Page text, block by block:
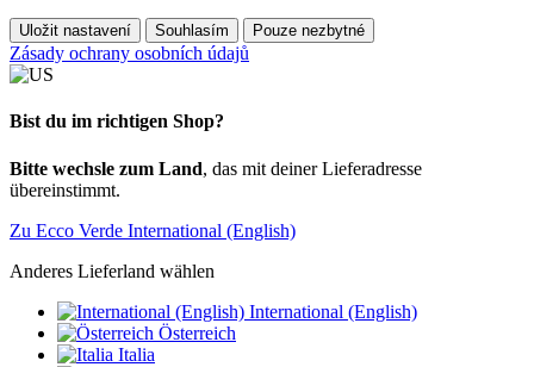
Uložit nastavení Souhlasím Pouze nezbytné
Zásady ochrany osobních údajů
Bist du im richtigen Shop?
Bitte wechsle zum Land, das mit deiner Lieferadresse
übereinstimmt.
Zu Ecco Verde International (English)
Anderes Lieferland wählen
International (English)
Österreich
Italia